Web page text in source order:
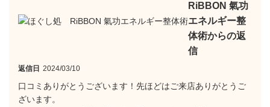
RiBBON 氣功
エネルギー整
体術からの返
信
返信日 2024/03/10
口コミありがとうございます！先ほどはご来店ありがとうご
ざいます。